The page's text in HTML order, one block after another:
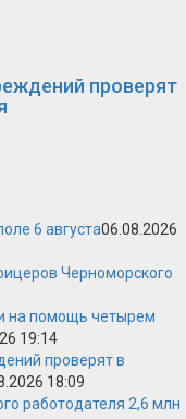
проверят
6 августа06.08.2026
Черноморского
на помощь четырем
19:14
проверят в
18:09
работодателя 2,6 млн